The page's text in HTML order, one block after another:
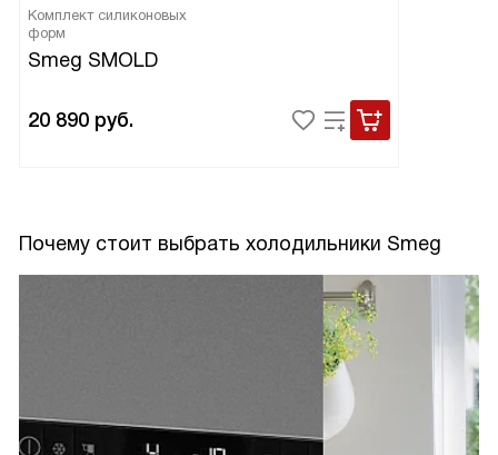
Комплект силиконовых
форм
Smeg SMOLD
20 890 руб.
Почему стоит выбрать холодильники Smeg